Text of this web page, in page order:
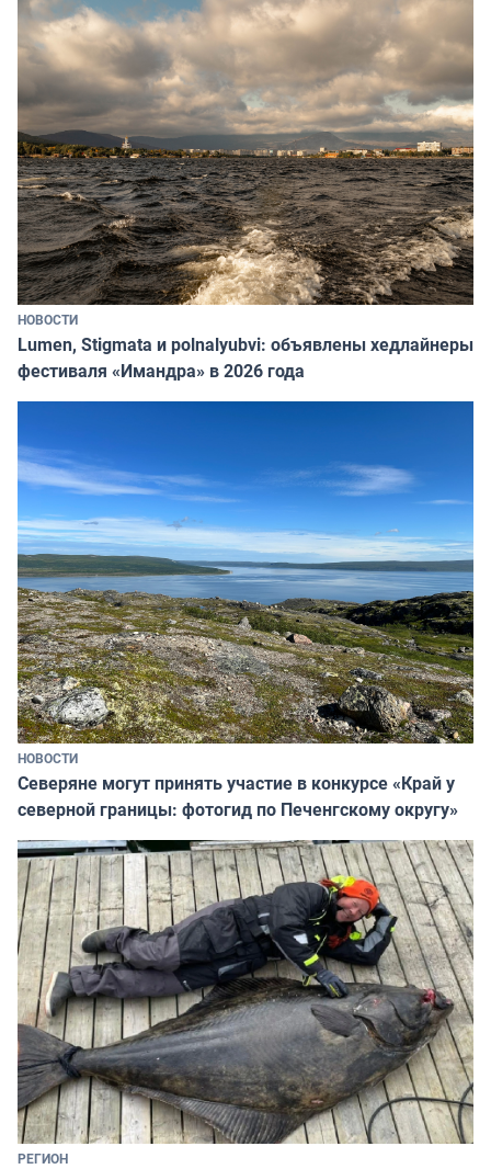
НОВОСТИ
Lumen, Stigmata и polnalyubvi: объявлены хедлайнеры
фестиваля «Имандра» в 2026 года
НОВОСТИ
Северяне могут принять участие в конкурсе «Край у
северной границы: фотогид по Печенгскому округу»
РЕГИОН